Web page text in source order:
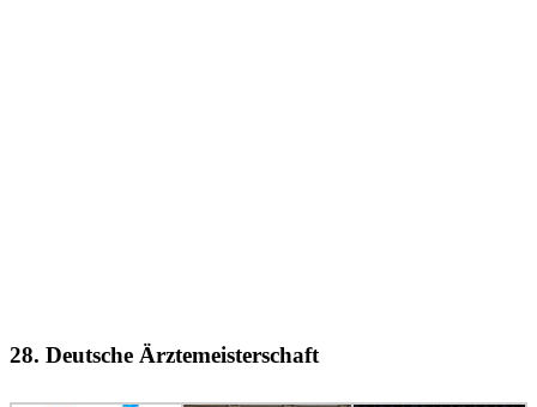
28. Deutsche Ärztemeisterschaft